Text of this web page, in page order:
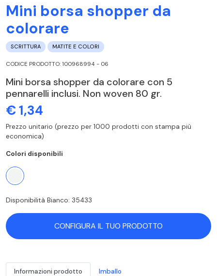
Mini borsa shopper da
colorare
SCRITTURA MATITE E COLORI
CODICE PRODOTTO: 100968994 - 06
Mini borsa shopper da colorare con 5
pennarelli inclusi. Non woven 80 gr.
€ 1,34
Prezzo unitario (prezzo per 1000 prodotti con stampa più
economica)
Colori disponibili
Disponibilità Bianco: 35433
CONFIGURA IL TUO PRODOTTO
Informazioni prodotto Imballo